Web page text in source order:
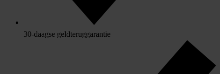
30-daagse geldteruggarantie